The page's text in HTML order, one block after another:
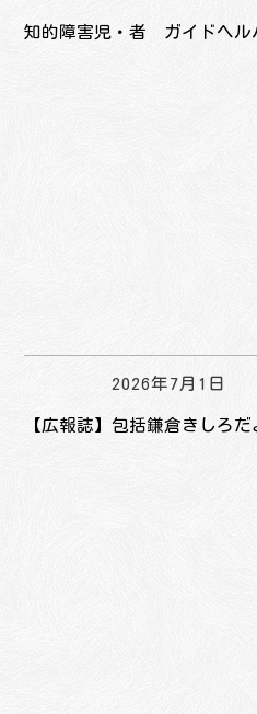
知的障害児・者 ガイドヘル
2026年7月1日
【広報誌】包括鎌倉きしろだ